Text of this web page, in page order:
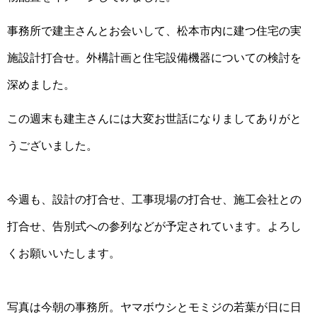
事務所で建主さんとお会いして、松本市内に建つ住宅の実
施設計打合せ。外構計画と住宅設備機器についての検討を
深めました。
この週末も建主さんには大変お世話になりましてありがと
うございました。
今週も、設計の打合せ、工事現場の打合せ、施工会社との
打合せ、告別式への参列などが予定されています。よろし
くお願いいたします。
写真は今朝の事務所。ヤマボウシとモミジの若葉が日に日